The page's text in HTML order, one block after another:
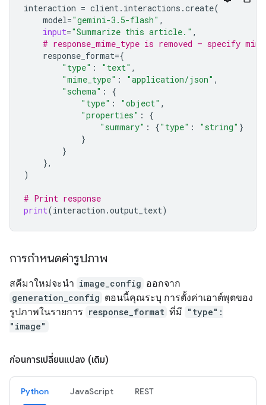
interaction = client. interactions .create(
model="gemini-3.5-flash" ,
input="Summarize this article." ,
# response_mime_type is removed — specify
response_format={
"type" : "text" ,
"mime_type" : "application/json" ,
"schema" :
{
"type" : "object" ,
"properties" :
{
"summary" : {"type" : "string" }
}
}
},
)
# Print response
print(interaction .output_text)
การกำหนดค่ารูปภาพ
สคีมาใหม่จะนำ image_config ออกจาก
generation_config ตอนนี้คุณระบุ การตั้งค่าเอาต์พุตของ
รูปภาพในรายการ response_format ที่มี "type":
"image"
ก่อนการเปลี่ยนแปลง (เดิม)
Python JavaScript REST